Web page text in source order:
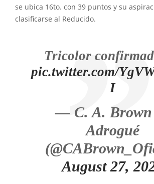
se ubica 16to. con 39 puntos y su
clasificarse al Reducido.
Tricolor
pic.twitter.com/
I
— C. A. Brown
Adrogué
August 27,